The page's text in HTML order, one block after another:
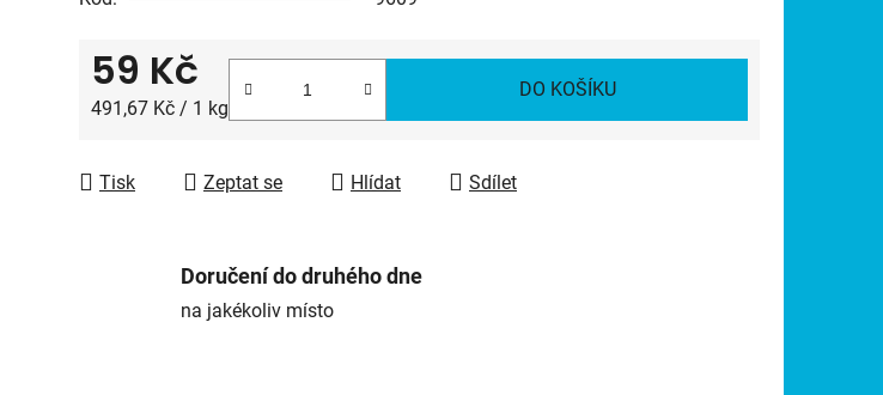
59 Kč
Měrná cena:
491,67 Kč / 1 kg
DO KOŠÍKU
Tisk Zeptat se Hlídat Sdílet
Doručení do druhého dne
na jakékoliv místo